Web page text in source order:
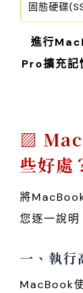
固態硬碟
進行
Pro擴充記
些好處
將
您逐一說明
一、執行
MacBook